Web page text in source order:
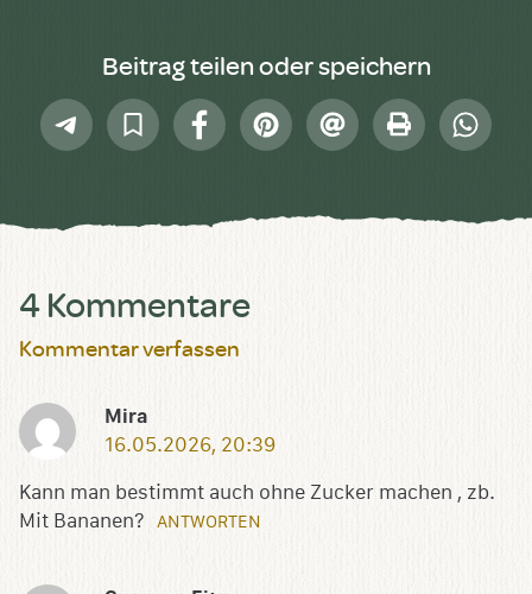
Beitrag teilen oder speichern
Telegram
In
Sammlung
FacebookPinterest
E-
Mail
Drucken
4 Kommentare
Kommentar verfassen
Mira
16.05.2026, 20:39
Kann man bestimmt auch ohne Zucker machen , zb.
Mit Bananen?
ANTWORTEN